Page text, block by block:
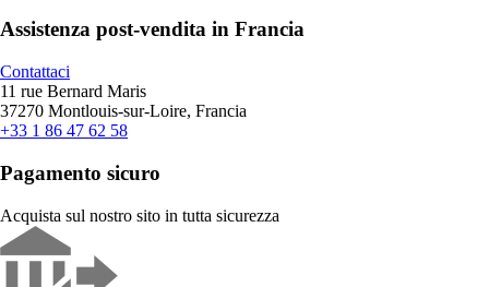
Assistenza post-vendita in Francia
Contattaci
11 rue Bernard Maris
37270 Montlouis-sur-Loire, Francia
+33 1 86 47 62 58
Pagamento sicuro
Acquista sul nostro sito in tutta sicurezza